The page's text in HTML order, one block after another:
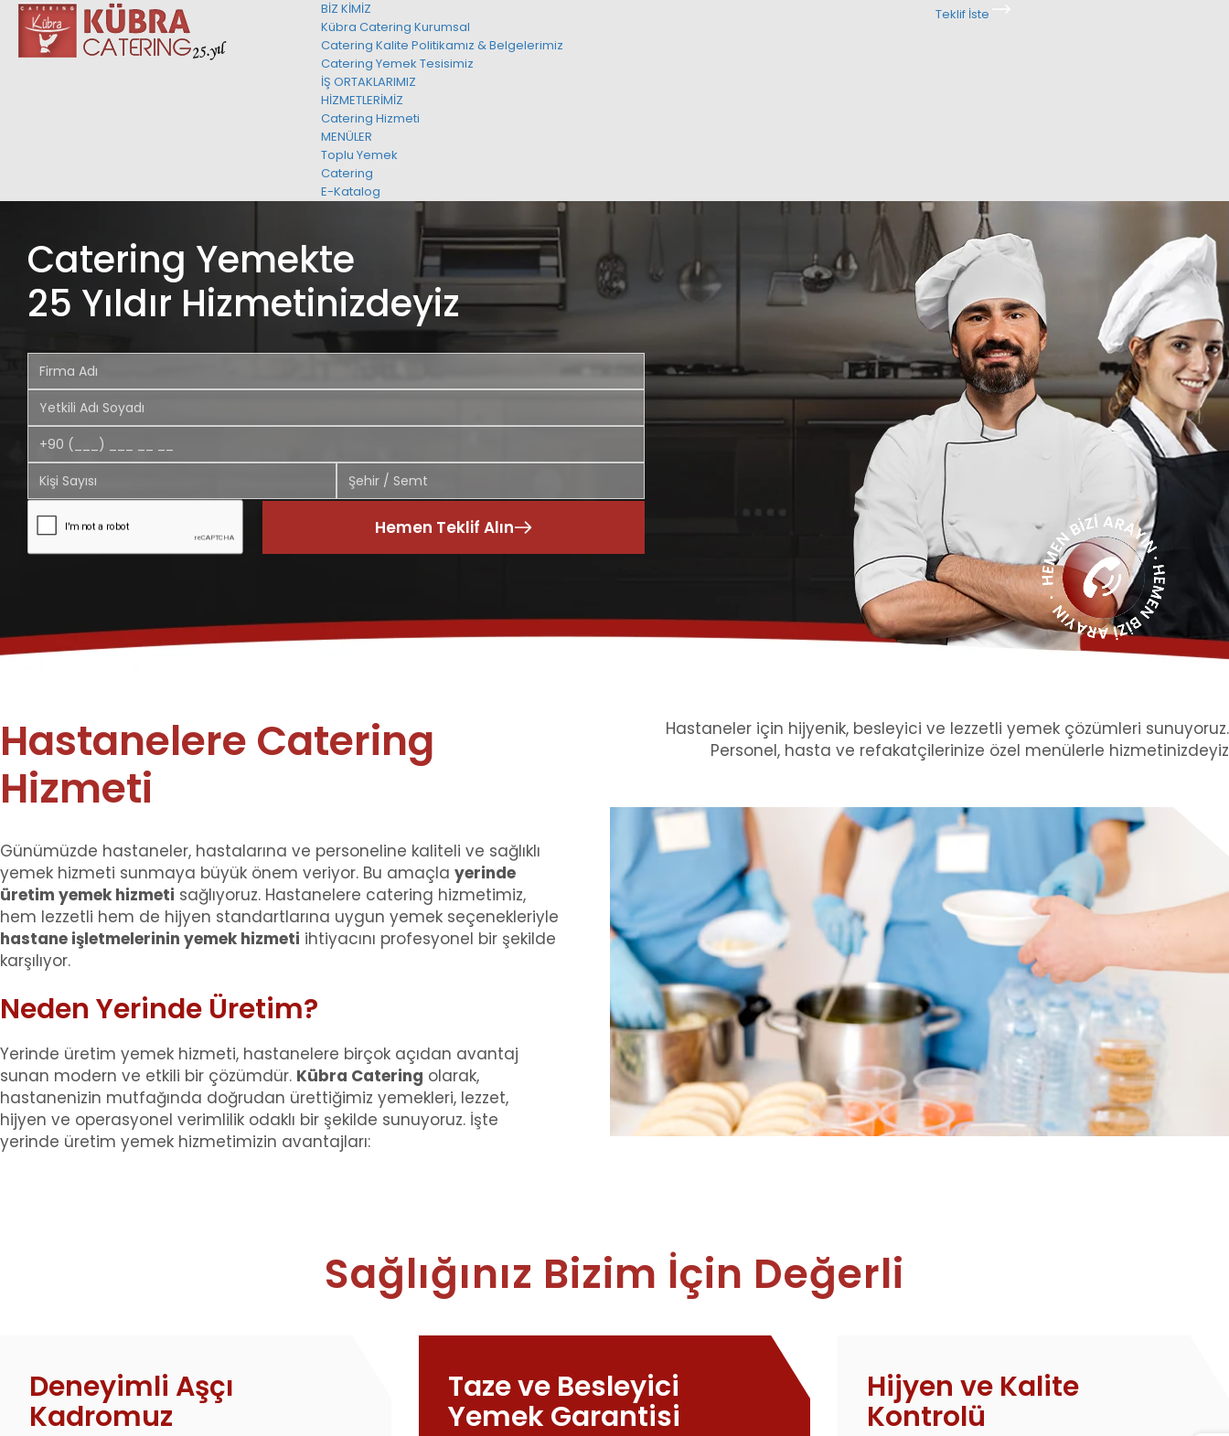
BİZ KİMİZ
Kübra Catering Kurumsal
Catering Kalite Politikamız & Belgelerimiz
Catering Yemek Tesisimiz
İŞ ORTAKLARIMIZ
HİZMETLERİMİZ
Catering Hizmeti
MENÜLER
Toplu Yemek
Catering
E-Katalog
Teklif İste
Catering Yemekte
25 Yıldır Hizmetinizdeyiz
Hemen Teklif Alın
Hastanelere Catering
Hizmeti
Günümüzde hastaneler, hastalarına ve personeline kaliteli ve sağlıklı
yemek hizmeti sunmaya büyük önem veriyor. Bu amaçla yerinde
üretim yemek hizmeti sağlıyoruz. Hastanelere catering hizmetimiz,
hem lezzetli hem de hijyen standartlarına uygun yemek seçenekleriyle
hastane işletmelerinin yemek hizmeti ihtiyacını profesyonel bir şekilde
karşılıyor.
Neden Yerinde Üretim?
Yerinde üretim yemek hizmeti, hastanelere birçok açıdan avantaj
sunan modern ve etkili bir çözümdür. Kübra Catering olarak,
hastanenizin mutfağında doğrudan ürettiğimiz yemekleri, lezzet,
hijyen ve operasyonel verimlilik odaklı bir şekilde sunuyoruz. İşte
yerinde üretim yemek hizmetimizin avantajları:
Hastaneler için hijyenik, besleyici ve lezzetli yemek çözümleri sunuyoruz.
Personel, hasta ve refakatçilerinize özel menülerle hizmetinizdeyiz
Sağlığınız Bizim İçin Değerli
Deneyimli Aşçı
Kadromuz
Taze ve Besleyici
Yemek Garantisi
Hijyen ve Kalite
Kontrolü